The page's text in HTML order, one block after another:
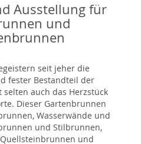
Ausstellung für
und
seit jeher die
fester Bestandteil der
auch das Herzstück
Dieser Gartenbrunnen
Wasserwände und
und Stilbrunnen,
und